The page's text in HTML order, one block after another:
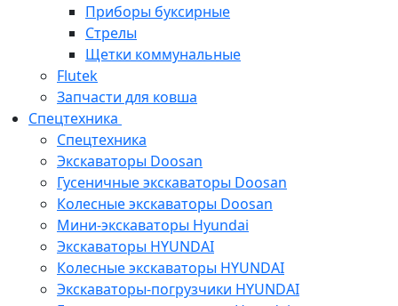
Приборы буксирные
Стрелы
Щетки коммунальные
Flutek
Запчасти для ковша
Спецтехника
Спецтехника
Экскаваторы Doosan
Гусеничные экскаваторы Doosan
Колесные экскаваторы Doosan
Мини-экскаваторы Hyundai
Экскаваторы HYUNDAI
Колесные экскаваторы HYUNDAI
Экскаваторы-погрузчики HYUNDAI